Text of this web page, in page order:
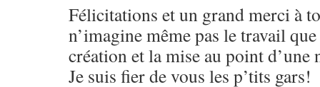
Félicitations et un grand merci à
n’imagine même pas le travail
création et la mise au point d’une
Je suis fier de vous les p’tits gars!